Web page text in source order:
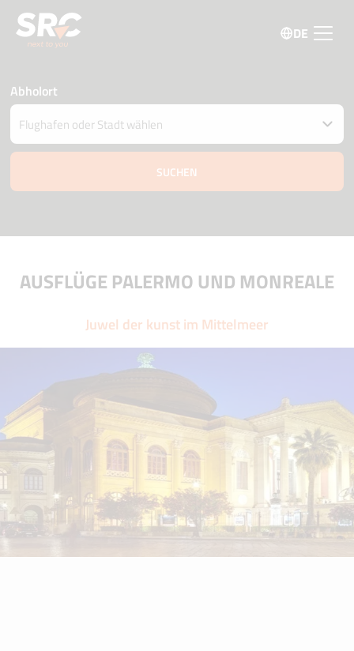
DE
Abholort
Fahrzeug an einem anderen Ort abgeben
Datum und Uhrzeit der Abholung und Zustellung
AUSFLÜGE PALERMO UND MONREALE
Juwel der kunst im Mittelmeer